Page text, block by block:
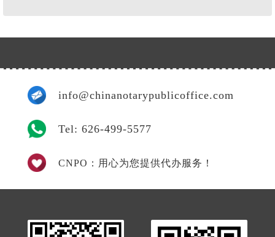
我
info@chinanotarypublicoffice.com
Tel: 626-499-5577
CNPO：用心为您提供代办服务！